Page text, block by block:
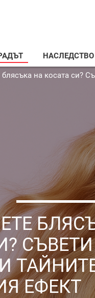
НАСЛЕДСТВО
на косата си?
ЕФЕКТ